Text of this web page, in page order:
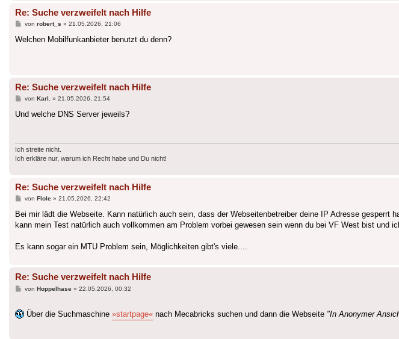
Re: Suche verzweifelt nach Hilfe
Beitrag
von robert_s » 21.05.2026, 21:06
Welchen Mobilfunkanbieter benutzt du denn?
Re: Suche verzweifelt nach Hilfe
Beitrag
von Karl. » 21.05.2026, 21:54
Und welche DNS Server jeweils?
Ich streite nicht.
Ich erkläre nur, warum ich Recht habe und Du nicht!
Re: Suche verzweifelt nach Hilfe
Beitrag
von Flole» 21.05.2026, 22:42
Bei mir lädt die Webseite. Kann natürlich auch sein, dass der Webseitenbetreiber deine IP Adresse
kann mein Test natürlich auch vollkommen am Problem vorbei gewesen sein wenn du bei VF West bist und
Es kann sogar ein MTU Problem sein, Möglichkeiten gibt's viele....
Re: Suche verzweifelt nach Hilfe
Beitrag
von Hoppelhase» 22.05.2026, 00:32
Über die Suchmaschine »startpage« nach Mecabricks suchen und dann die Webseite "In Anonymer